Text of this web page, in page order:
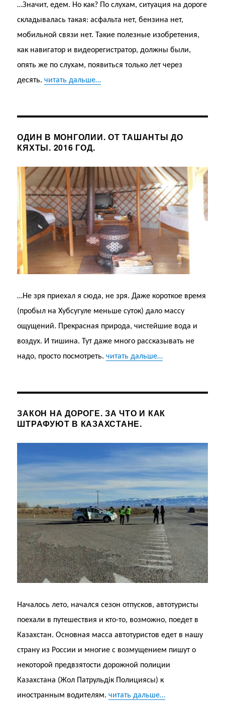
…Значит, едем. Но как? По слухам, ситуация на дороге
складывалась такая: асфальта нет, бензина нет,
мобильной связи нет. Такие полезные изобретения,
как навигатор и видеорегистратор, должны были,
опять же по слухам, появиться только лет через
десять.читать дальше…
ОДИН В МОНГОЛИИ. ОТ ТАШАНТЫ ДО
КЯХТЫ. 2016 ГОД.
…Не зря приехал я сюда, не зря. Даже короткое время
(пробыл на Хубсугуле меньше суток) дало массу
ощущений. Прекрасная природа, чистейшие вода и
воздух. И тишина. Тут даже много рассказывать не
надо, просто посмотреть.читать дальше…
ЗАКОН НА ДОРОГЕ. ЗА ЧТО И КАК
ШТРАФУЮТ В КАЗАХСТАНЕ.
Началось лето, начался сезон отпусков, автотуристы
поехали в путешествия и кто-то, возможно, поедет в
Казахстан. Основная масса автотуристов едет в нашу
страну из России и многие с возмущением пишут о
некоторой предвзятости дорожной полиции
Казахстана (Жол Патрульдік Полициясы) к
иностранным водителям.читать дальше…